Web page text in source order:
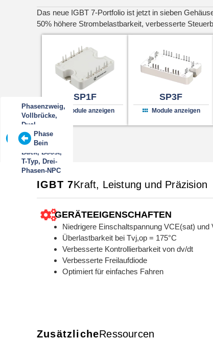
Das neue IGBT 7-Portfolio ist jetzt in sieben
50% höhere Strombelastbarkeit, verbesserte
SP1F
Module anzeigen
SP3F
Module anzeigen
Bein,
Vollbrücke
Phasenzweig,
Vollbrücke,
gemeinsame
Quelle,
dreiphasige
Brücke
Dreiphasige
Brücke
Phase
Bein
Phasenzweig,
Vollbrücke,
Dual
Common
Source,
Buck, Boost,
T-Typ, Drei-
Phasen-NPC
Einzelner
Schalter
Phase
Bein
IGBT 7Kraft, Leistung und Präzision
GERÄTEEIGENSCHAFTEN
Niedrigere Einschaltspannung VCE(sat) und
Überlastbarkeit bei Tvj,op = 175°C
Verbesserte Kontrollierbarkeit von dv/dt
Verbesserte Freilaufdiode
Optimiert für einfaches Fahren
ZusätzlicheRessourcen